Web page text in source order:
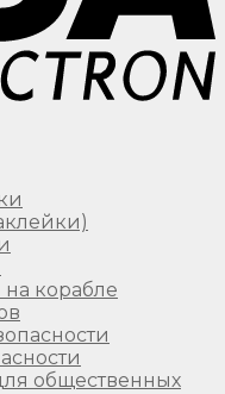
корабле
общественных